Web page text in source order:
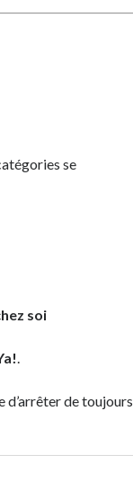
se
soi
.
d’arrêter de toujours